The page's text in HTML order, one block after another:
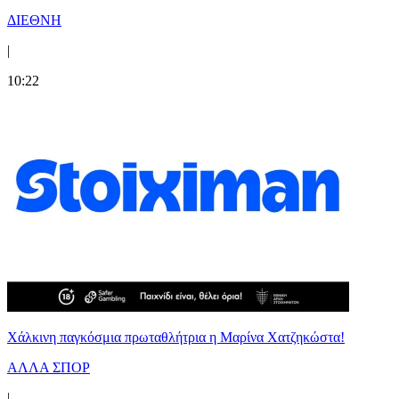
ΔΙΕΘΝΗ
|
10:22
Χάλκινη παγκόσμια πρωταθλήτρια η Μαρίνα Χατζηκώστα!
ΑΛΛΑ ΣΠΟΡ